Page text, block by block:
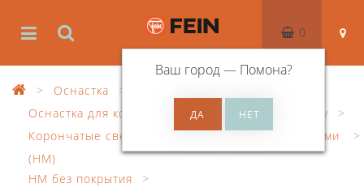
Ваш город — Помона?
0
Оснастка
Оснастка для корончатого сверления по металлу
Корончатые сверла с твердосплавными напайками
(HM)
HM без покрытия